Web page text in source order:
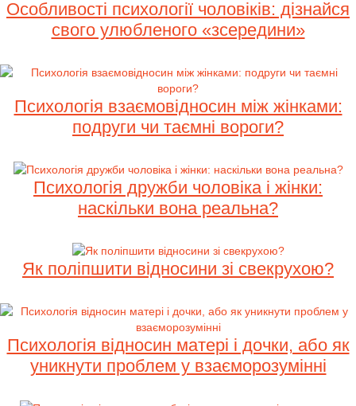
Особливості психології чоловіків: дізнайся
свого улюбленого «зсередини»
Психологія взаємовідносин між жінками:
подруги чи таємні вороги?
Психологія дружби чоловіка і жінки:
наскільки вона реальна?
Як поліпшити відносини зі свекрухою?
Психологія відносин матері і дочки, або як
уникнути проблем у взаєморозумінні